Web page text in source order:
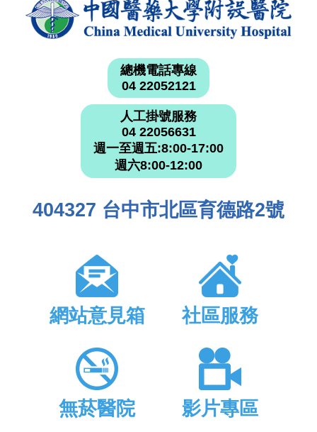
總機電話專線
04 22052121
人工掛號服務
04 22056631
週一至週五:8:00-17:00
週六8:00-12:00
404327 台中市北區育德路2號
網站意見箱 社區服務
無菸醫院 影片專區